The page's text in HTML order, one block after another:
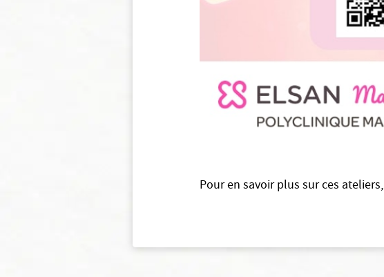
Pour en savoir plus sur ces ateliers,